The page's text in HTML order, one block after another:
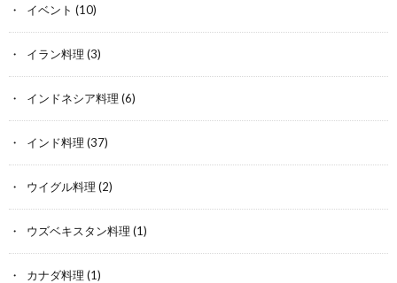
イベント (10)
イラン料理 (3)
インドネシア料理 (6)
インド料理 (37)
ウイグル料理 (2)
ウズベキスタン料理 (1)
カナダ料理 (1)